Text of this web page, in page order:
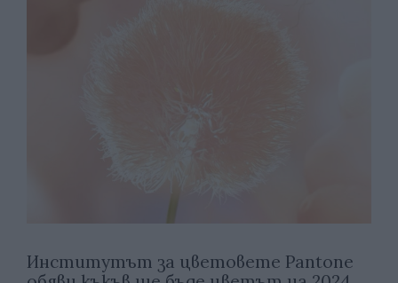
Институтът за цветовете Pantone